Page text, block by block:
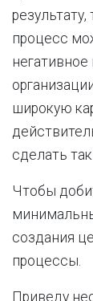
процесс
широкую
сделать
Чтобы
создания
процессы.
Приведу